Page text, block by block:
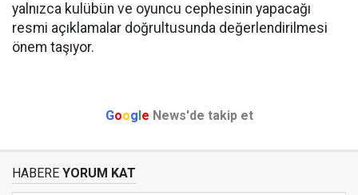
yalnızca kulübün ve oyuncu cephesinin yapacağı
resmi açıklamalar doğrultusunda değerlendirilmesi
önem taşıyor.
Google News'de takip et
HABERE YORUM KAT